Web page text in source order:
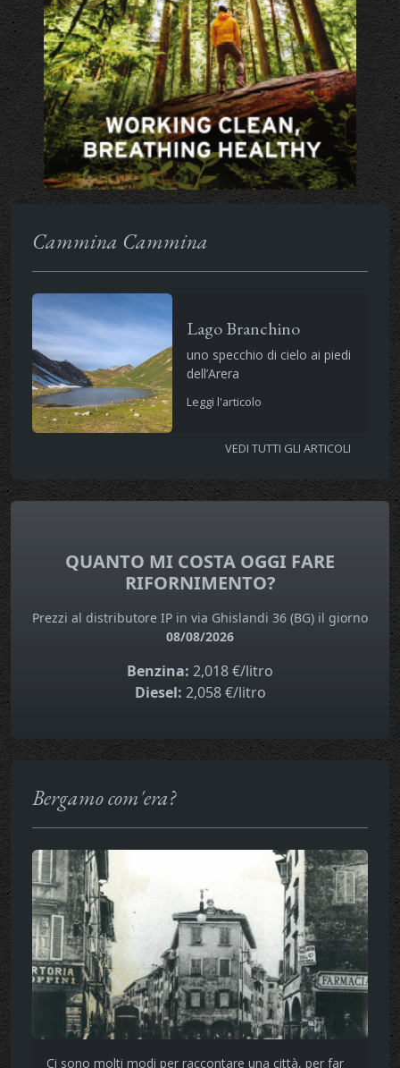
Cammina Cammina
Lago Branchino
uno specchio di cielo ai piedi
dell’Arera
Leggi l'articolo
VEDI TUTTI GLI ARTICOLI
QUANTO MI COSTA OGGI FARE
RIFORNIMENTO?
Prezzi al distributore IP in via Ghislandi 36 (BG) il giorno
08/08/2026
Benzina: 2,018 €/litro
Diesel: 2,058 €/litro
Bergamo com'era?
Ci sono molti modi per raccontare una città, per far